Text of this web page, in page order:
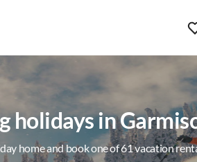
holidays in
home and book one of 61 vacation